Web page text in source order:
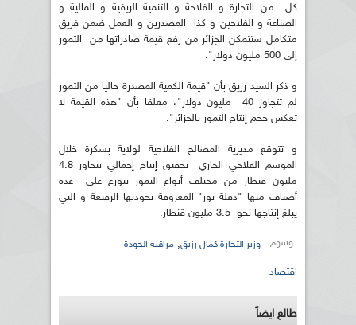
كل من التجارة و الفلاحة و التنمية الريفية و المالية و
الصناعة و الفلاحين و كذا المصدرين و العمل ضمن فريق
متكامل ستتمكن الجزائر من رفع قيمة صادراتها من التمور
إلى 500 مليون دولار".
و ذكر السيد رزيق بأن "قيمة الكمية المصدرة حاليا من التمور
لم تتجاوز 40 مليون دولار"، معلقا بأن "هذه القيمة لا
تعكس حجم إنتاج التمور بالجزائر".
و تتوقع مديرية المصالح الفلاحية لولاية بسكرة خلال
الموسم الفلاحي الجاري تحقيق إنتاج إجمالي يتجاوز 4.8
مليون قنطار من مختلف أنواع التمور تتوزع على عدة
أصناف منها "دقلة نور" المعروفة بجودتها الرفيعة و التي
يبلغ إنتاجها نحو 3.5 مليون قنطار.
وسوم: وزير التجارة كمال رزيق, مراقبة الجودة
اقتصاد
طالع ايضاً